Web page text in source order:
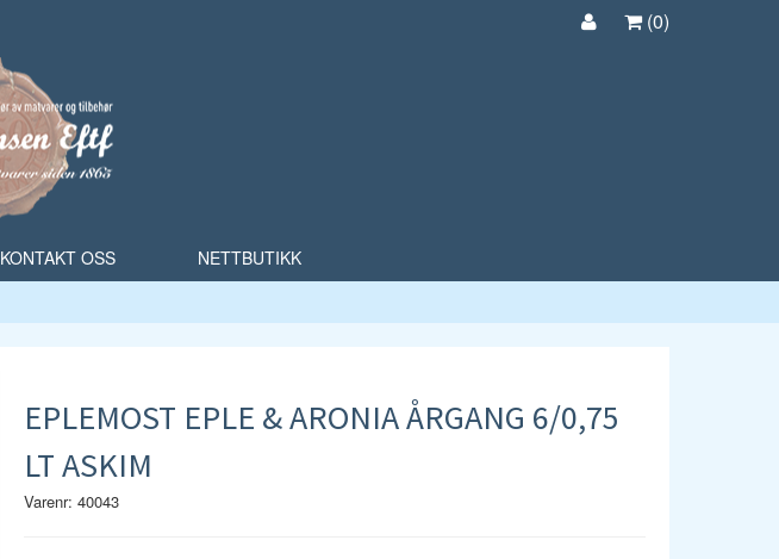
(0)
KONTAKT OSS NETTBUTIKK
EPLEMOST EPLE & ARONIA ÅRGANG 6/0,75
LT ASKIM
Varenr: 40043